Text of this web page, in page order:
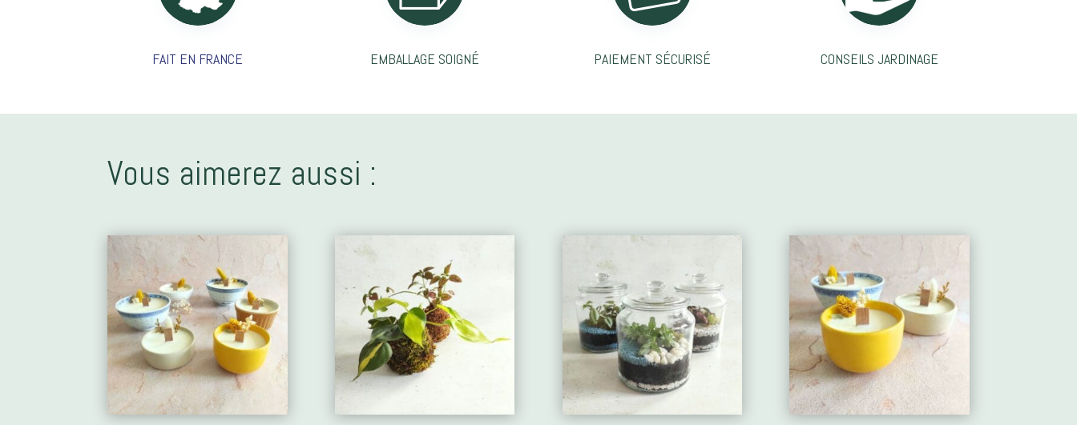
FAIT EN FRANCE EMBALLAGE SOIGNÉ PAIEMENT SÉCURISÉ CONSEILS JARDINAGE
Vous aimerez aussi :